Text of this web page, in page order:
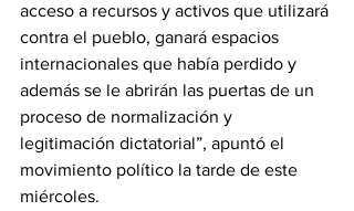
acceso a recursos y activos que utilizará
contra el pueblo, ganará espacios
internacionales que había perdido y
además se le abrirán las puertas de un
proceso de normalización y
legitimación dictatorial”, apuntó el
movimiento político la tarde de este
miércoles.